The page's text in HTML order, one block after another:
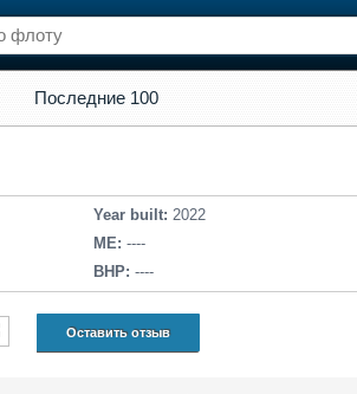
Флот
Отзывы
Все службы
Последние 100
Year built: 2022
ME: ----
BHP: ----
Оставить отзыв